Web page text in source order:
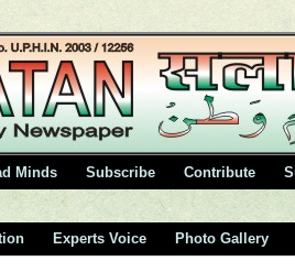
Minds Subscribe Contribute
Experts Voice Photo Gallery